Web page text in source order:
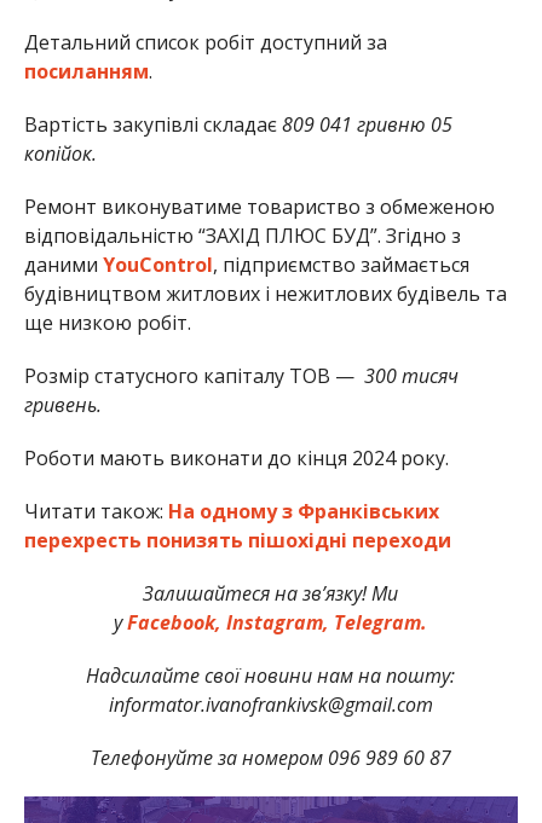
Детальний список робіт доступний за
посиланням.
Вартість закупівлі складає809 041 гривню 05
копійок.
Ремонт виконуватиме товариство з обмеженою
відповідальністю “ЗАХІД ПЛЮС БУД”. Згідно з
даними YouControl, підприємство займається
будівництвом житлових і нежитлових будівель та
ще низкою робіт.
Розмір статусного капіталу ТОВ — 300 тисяч
гривень.
Роботи мають виконати до кінця 2024 року.
Читати також: На одному з Франківських
перехресть понизять пішохідні переходи
Залишайтеся на зв’язку! Ми
уFacebook, Instagram, Telegram.
Надсилайте свої новини нам на пошту:
informator.ivanofrankivsk@gmail.com
Телефонуйте за номером 096 989 60 87